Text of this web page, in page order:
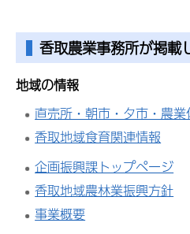
香取農業事務所が掲載
地域の情報
直売所・朝市・夕市・農
香取地域食育関連情報
企画振興課トップページ
香取地域農林業振興方針
事業概要